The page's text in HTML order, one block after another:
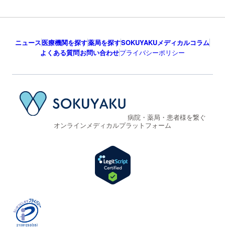
ニュース医療機関を探す薬局を探すSOKUYAKUメディカルコラム
よくある質問お問い合わせプライバシーポリシー
病院・薬局・患者様を繋ぐ
オンラインメディカルプラットフォーム